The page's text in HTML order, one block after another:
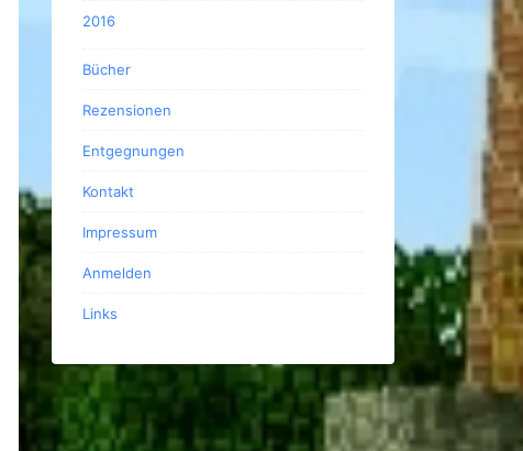
2016
Bücher
Rezensionen
Entgegnungen
Kontakt
Impressum
Anmelden
Links